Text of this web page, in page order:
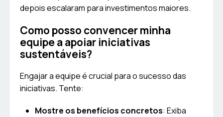
depois escalaram para investimentos maiores.
Como posso convencer minha
equipe a apoiar iniciativas
sustentáveis?
Engajar a equipe é crucial para o sucesso das
iniciativas. Tente:
Mostre os benefícios concretos: Exiba